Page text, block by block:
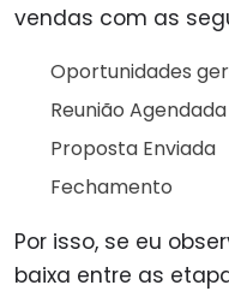
vendas com as
Oportunidades
Reunião Agendada
Proposta Enviada
Fechamento
Por isso, se eu
baixa entre as